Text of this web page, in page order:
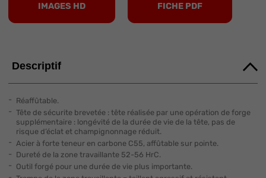
IMAGES HD FICHE PDF
Descriptif
Réaffûtable.
Tête de sécurite brevetée : tête réalisée par une opération de forge
supplémentaire : longévité de la durée de vie de la tête, pas de
risque d’éclat et champignonnage réduit.
Acier à forte teneur en carbone C55, affûtable sur pointe.
Dureté de la zone travaillante 52-56 HrC.
Outil forgé pour une durée de vie plus importante.